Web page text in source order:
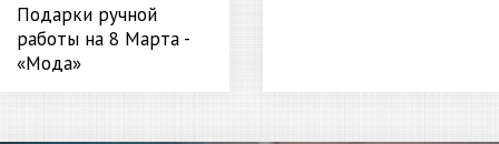
Подарки ручной
работы на 8 Марта -
«Мода»